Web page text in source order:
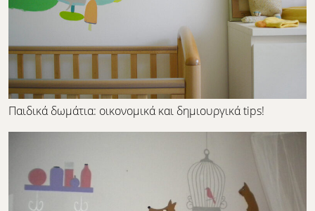
Παιδικά δωμάτια: οικονομικά και δημιουργικά tips!